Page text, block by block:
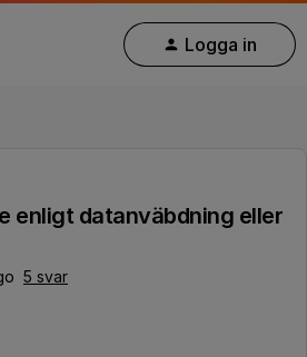
Logga in
enligt datanväbdning eller
5 svar